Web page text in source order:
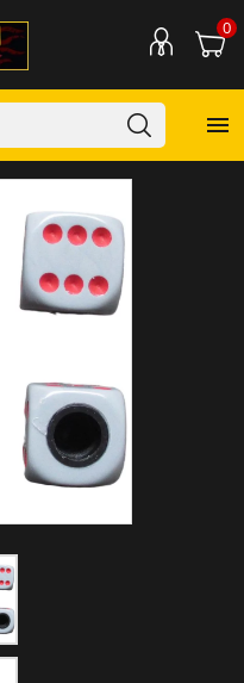
0
